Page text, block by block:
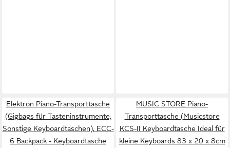
Elektron Piano-Transporttasche
(Gigbags für Tasteninstrumente,
Sonstige Keyboardtaschen), ECC-
6 Backpack - Keyboardtasche
MUSIC STORE Piano-
Transporttasche (Musicstore
KCS-II Keyboardtasche Ideal für
kleine Keyboards 83 x 20 x 8cm